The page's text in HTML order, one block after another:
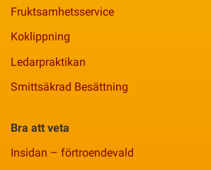
Fruktsamhetsservice
Koklippning
Ledarpraktikan
Smittsäkrad Besättning
Bra att veta
Insidan – förtroendevald